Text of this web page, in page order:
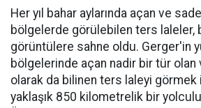
Her yıl bahar aylarında açan ve
bölgelerde görülebilen ters laleler,
görüntülere sahne oldu. Gerger'in
bölgelerinde açan nadir bir tür olan
olarak da bilinen ters laleyi görmek
yaklaşık 850 kilometrelik bir